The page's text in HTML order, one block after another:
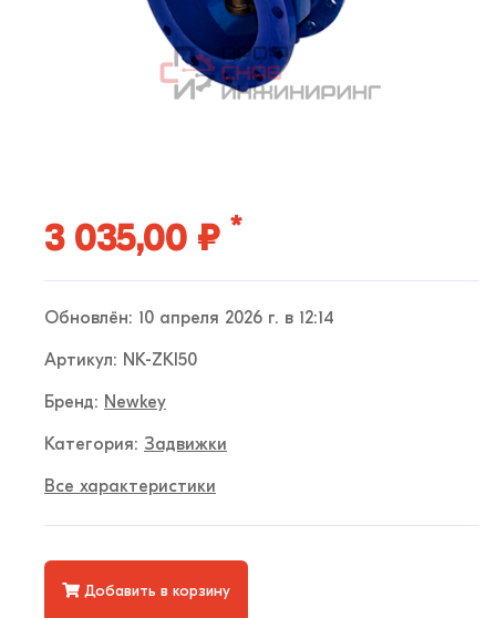
3 035,00 ₽ *
Обновлён: 10 апреля 2026 г. в 12:14
Артикул: NK-ZKI50
Бренд: Newkey
Категория: Задвижки
Все характеристики
Добавить в корзину